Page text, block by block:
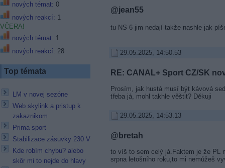
nových témat: 0
nových reakcí: 1
VČERA!
nových témat: 1
nových reakcí: 28
Top témata
LM v novej sezóne
Web skylink a pristup k
zakaznikom
Prima sport
Stabilizace zásuvky 230 V
Kde robím chybu? alebo
skôr mi to nejde do hlavy
@jean55
tu NS 6 jim nedají takže nashle jak
29.05.2025, 14:50.53
RE: CANAL+ Sport CZ/SK
Prosím, jak hustá musí být kávová
třeba já, mohl takhle věštit? Děkuji
29.05.2025, 14:53.13
@bretah
to víš to sem celý já.Faktem je že PL
srpna letošního roku,to mi nemůžeš